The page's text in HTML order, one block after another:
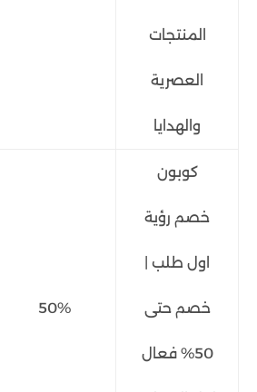
المنتجات
العصرية
والهدايا
كوبون
خصم رؤية
اول طلب |
خصم حتى
50% فعال
50%